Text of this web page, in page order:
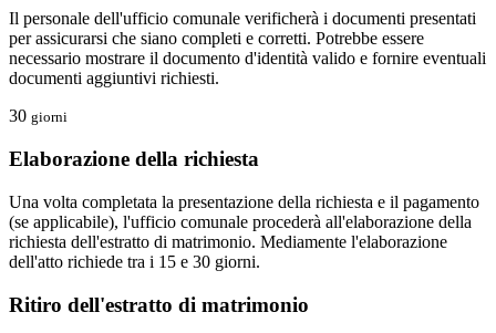
Il personale dell'ufficio comunale verificherà i documenti presentati
per assicurarsi che siano completi e corretti. Potrebbe essere
necessario mostrare il documento d'identità valido e fornire eventuali
documenti aggiuntivi richiesti.
30 giorni
Elaborazione della richiesta
Una volta completata la presentazione della richiesta e il pagamento
(se applicabile), l'ufficio comunale procederà all'elaborazione della
richiesta dell'estratto di matrimonio. Mediamente l'elaborazione
dell'atto richiede tra i 15 e 30 giorni.
Ritiro dell'estratto di matrimonio